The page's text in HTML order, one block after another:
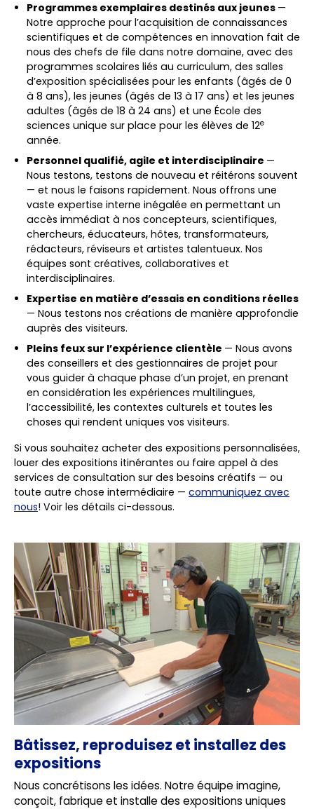
Programmes exemplaires destinés aux jeunes —
Notre approche pour l’acquisition de connaissances
scientifiques et de compétences en innovation fait de
nous des chefs de file dans notre domaine, avec des
programmes scolaires liés au curriculum, des salles
d’exposition spécialisées pour les enfants (âgés de 0
à 8 ans), les jeunes (âgés de 13 à 17 ans) et les jeunes
adultes (âgés de 18 à 24 ans) et une École des
sciences unique sur place pour les élèves de 12e
année.
Personnel qualifié, agile et interdisciplinaire —
Nous testons, testons de nouveau et réitérons souvent
— et nous le faisons rapidement. Nous offrons une
vaste expertise interne inégalée en permettant un
accès immédiat à nos concepteurs, scientifiques,
chercheurs, éducateurs, hôtes, transformateurs,
rédacteurs, réviseurs et artistes talentueux. Nos
équipes sont créatives, collaboratives et
interdisciplinaires.
Expertise en matière d’essais en conditions réelles
— Nous testons nos créations de manière approfondie
auprès des visiteurs.
Pleins feux sur l’expérience clientèle — Nous avons
des conseillers et des gestionnaires de projet pour
vous guider à chaque phase d’un projet, en prenant
en considération les expériences multilingues,
l’accessibilité, les contextes culturels et toutes les
choses qui rendent uniques vos visiteurs.
Si vous souhaitez acheter des expositions personnalisées,
louer des expositions itinérantes ou faire appel à des
services de consultation sur des besoins créatifs — ou
toute autre chose intermédiaire — communiquez avec
nous! Voir les détails ci-dessous.
Bâtissez, reproduisez et installez des
expositions
Nous concrétisons les idées. Notre équipe imagine,
conçoit, fabrique et installe des expositions uniques